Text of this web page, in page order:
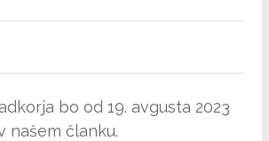
bo od 19. avgusta 2023
našem članku.